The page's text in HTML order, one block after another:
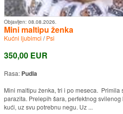
Objavljen: 08.08.2026.
Mini maltipu ženka
Kućni ljubimci /Psi
350,00 EUR
Rasa: Pudla
Mini maltipu ženka, tri i po meseca. Primila
parazita. Prelepih šara, perfektnog
kući, uz svu potrebnu negu. Uz ...